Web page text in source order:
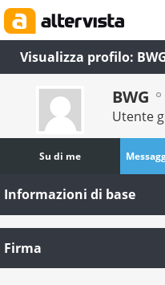
Visualizza profilo:
BWG
Utente
Su di me
Informazioni di base
Firma